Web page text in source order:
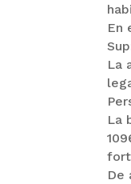
En
La
La
De